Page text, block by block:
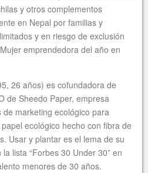
y otros complementos
en Nepal por familias y
y en riesgo de exclusión
emprendedora del año en
26 años) es cofundadora de
de Sheedo Paper, empresa
marketing ecológico para
ecológico hecho con fibra de
Usar y plantar es el lema de su
lista “Forbes 30 Under 30” en
menores de 30 años.